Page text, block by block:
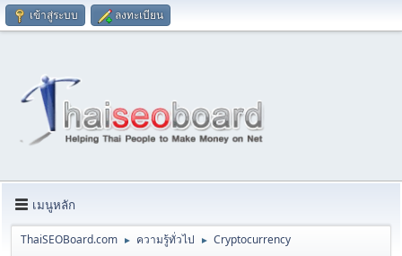
เข้าสู่ระบบ ลงทะเบียน
เมนูหลัก
ThaiSEOBoard.com ► ความรู้ทั่วไป ► Cryptocurrency